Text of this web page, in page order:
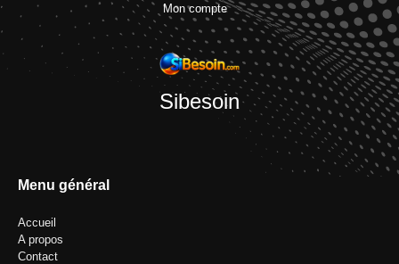
Mon compte
Sibesoin
Menu général
Accueil
A propos
Contact